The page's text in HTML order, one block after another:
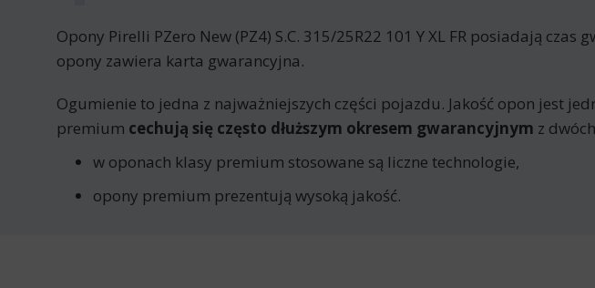
Opony Pirelli PZero New (PZ4) S.C. 315/25R22 101 Y XL FR posiadają
opony zawiera karta gwarancyjna.
Ogumienie to jedna z najważniejszych części pojazdu. Jakość opon jest
premium cechują się często dłuższym okresem gwarancyjnym z
w oponach klasy premium stosowane są liczne technologie,
opony premium prezentują wysoką jakość.